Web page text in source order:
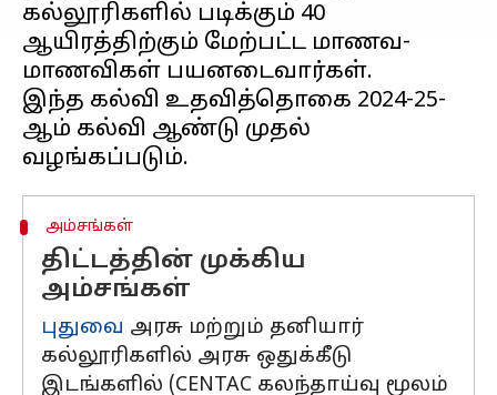
கல்லூரிகளில் படிக்கும் 40
ஆயிரத்திற்கும் மேற்பட்ட மாணவ-
மாணவிகள் பயனடைவார்கள்.
இந்த கல்வி உதவித்தொகை 2024-25-
ஆம் கல்வி ஆண்டு முதல்
அம்சங்கள்
திட்டத்தின் முக்கிய
அம்சங்கள்
புதுவை அரசு மற்றும் தனியார்
கல்லூரிகளில் அரசு ஒதுக்கீடு
இடங்களில் (CENTAC கலந்தாய்வு மூலம்